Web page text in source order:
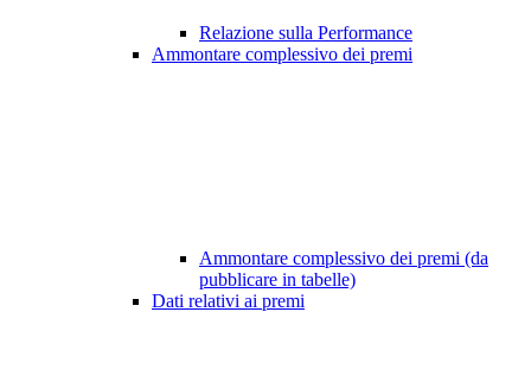
Relazione sulla Performance
Ammontare complessivo dei premi
Ammontare complessivo dei premi (da
pubblicare in tabelle)
Dati relativi ai premi